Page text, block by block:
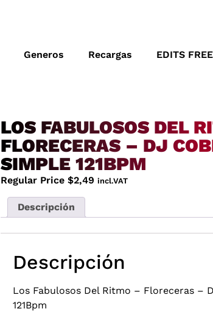
Generos Recargas EDITS FREE
LOS FABULOSOS DEL
FLORECERAS – DJ
SIMPLE 121BPM
Regular Price $2,49 incl.VAT
Descripción
Descripción
Los Fabulosos Del Ritmo – Floreceras –
121Bpm